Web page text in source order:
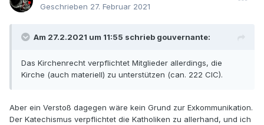
Geschrieben 27. Februar 2021
Am 27.2.2021 um 11:55 schrieb gouvernante:
Das Kirchenrecht verpflichtet Mitglieder allerdings, die
Kirche (auch materiell) zu unterstützen (can. 222 CIC).
Aber ein Verstoß dagegen wäre kein Grund zur Exkommunikation.
Der Katechismus verpflichtet die Katholiken zu allerhand, und ich